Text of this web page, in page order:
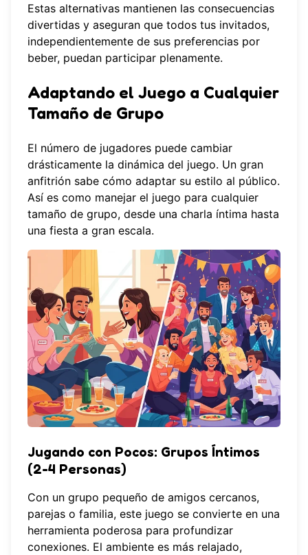
Estas alternativas mantienen las consecuencias
divertidas y aseguran que todos tus invitados,
independientemente de sus preferencias por
beber, puedan participar plenamente.
Adaptando el Juego a Cualquier
Tamaño de Grupo
El número de jugadores puede cambiar
drásticamente la dinámica del juego. Un gran
anfitrión sabe cómo adaptar su estilo al público.
Así es como manejar el juego para cualquier
tamaño de grupo, desde una charla íntima hasta
una fiesta a gran escala.
Jugando con Pocos: Grupos Íntimos
(2-4 Personas)
Con un grupo pequeño de amigos cercanos,
parejas o familia, este juego se convierte en una
herramienta poderosa para profundizar
conexiones. El ambiente es más relajado,